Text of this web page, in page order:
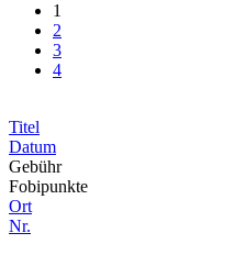
1
2
3
4
Titel
Datum
Gebühr
Fobipunkte
Ort
Nr.